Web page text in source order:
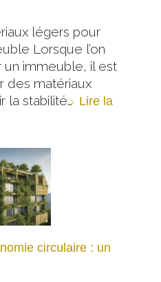
légers pour
Lorsque l’on
immeuble, il est
des matériaux
la stabilité… Lire la
circulaire : un